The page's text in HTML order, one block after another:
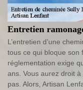
Entretien
L’entretien d’une
tous ce qui bloque son
réglementation exige
ans. Vous aurez droit à
pas. Alors, Artisan